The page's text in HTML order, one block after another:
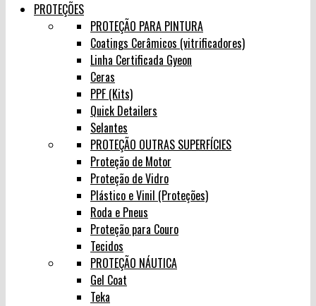
PROTEÇÕES
PROTEÇÃO PARA PINTURA
Coatings Cerâmicos (vitrificadores)
Linha Certificada Gyeon
Ceras
PPF (Kits)
Quick Detailers
Selantes
PROTEÇÃO OUTRAS SUPERFÍCIES
Proteção de Motor
Proteção de Vidro
Plástico e Vinil (Proteções)
Roda e Pneus
Proteção para Couro
Tecidos
PROTEÇÃO NÁUTICA
Gel Coat
Teka